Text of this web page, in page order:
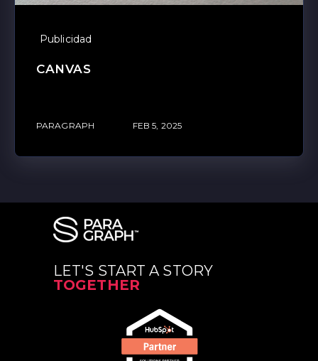
Publicidad
CANVAS
PARAGRAPH FEB 5, 2025
LET'S START A STORY
TOGETHER